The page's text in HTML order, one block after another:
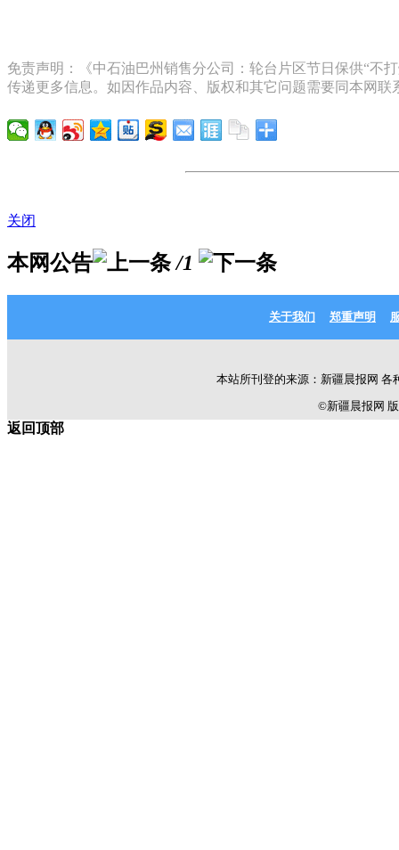
免责声明：《中石油巴州销售分公司：轮台片区节日保供“不
传递更多信息。如因作品内容、版权和其它问题需要同本网
关闭
本网公告 /1
关于我们 郑重声明
本站所刊登的来源：新疆晨报网
©新疆晨报网 版
返回顶部